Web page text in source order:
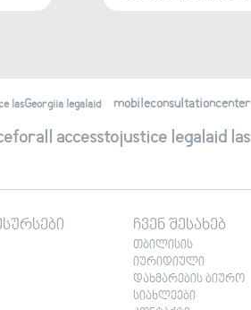
lasGeorgiia legalaid mobileconsultationcenter
accesstojustice legalaid las
ჩვენ შესახებ
თბილისის
იურიდიული
დახმარების ბიურო
სიახლეები